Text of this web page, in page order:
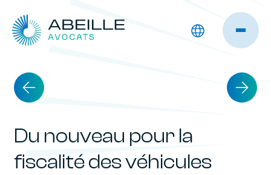
Du nouveau pour la
fiscalité des véhicules